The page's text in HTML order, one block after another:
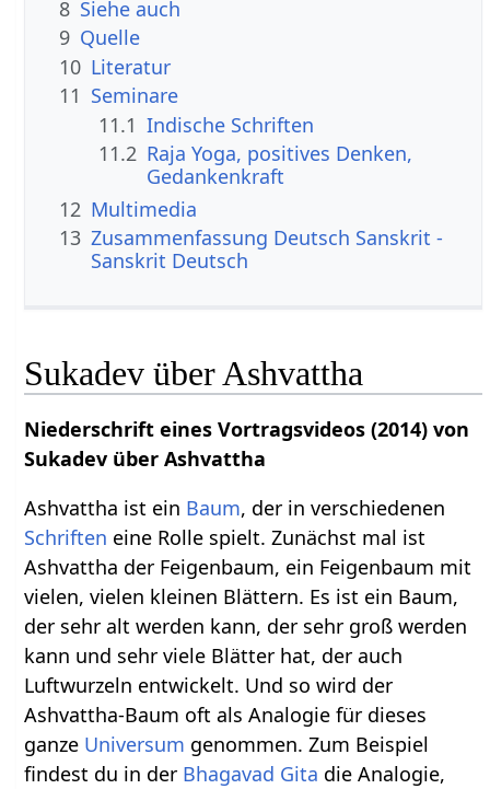
8 Siehe auch
9 Quelle
10 Literatur
11 Seminare
11.1 Indische Schriften
11.2 Raja Yoga, positives Denken,
Gedankenkraft
12 Multimedia
13 Zusammenfassung Deutsch Sanskrit -
Sanskrit Deutsch
Sukadev über Ashvattha
Niederschrift eines Vortragsvideos (2014) von
Sukadev über Ashvattha
Ashvattha ist ein Baum, der in verschiedenen
Schriften eine Rolle spielt. Zunächst mal ist
Ashvattha der Feigenbaum, ein Feigenbaum mit
vielen, vielen kleinen Blättern. Es ist ein Baum,
der sehr alt werden kann, der sehr groß werden
kann und sehr viele Blätter hat, der auch
Luftwurzeln entwickelt. Und so wird der
Ashvattha-Baum oft als Analogie für dieses
ganze Universum genommen. Zum Beispiel
findest du in der Bhagavad Gita die Analogie,